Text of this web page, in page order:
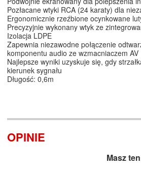
Pozłacane wtyki RCA (24 karaty) dla
Ergonomicznie rzeźbione ocynkowane
Precyzyjnie wykonany wtyk ze
Izolacja LDPE
Zapewnia niezawodne połączenie
komponentu audio ze wzmacniaczem AV
Najlepsze wyniki uzyskuje się, gdy
kierunek sygnału
Długość: 0,6m
OPINIE
Masz